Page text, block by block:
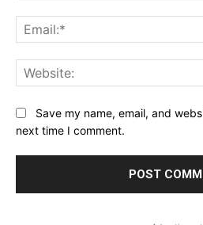
Save my name, email, and
next time I comment.